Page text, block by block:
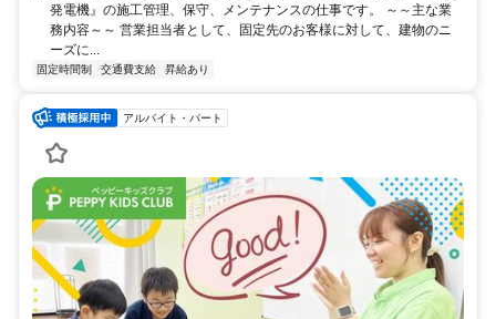
発電機』の施工管理、保守、メンテナンスの仕事です。 ～～主な業
務内容～～ 営業担当者として、固定先のお客様に対して、建物のニ
ーズに...
固定時間制 交通費支給 昇給あり
アルバイト・パート